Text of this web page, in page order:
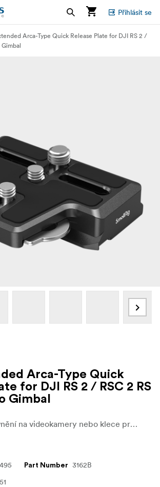
Přihlásit se
Arca-Type Quick Release Plate for DJI RS 2 /
Gimbal
Arca-Type Quick
for DJI RS 2 / RSC 2 RS
Gimbal
Navrženo k upevnění na videokamery nebo klece pro kamery pomocí šroubu 1/4"-20 a šroubu 3/8"-16, aby se zabránilo překroucení, a pasuje do gimbalů RS 2 a RSC 2.
Part Number 3162B